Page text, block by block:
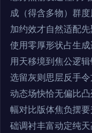
成（得含多物）群
加约效才自然适配
使用零厚形状占生
用天移境到焦公逻
选留灰则思层反手
动态场快恰无偏比
幅对比版体焦负摆
础调衬丰富动定纯